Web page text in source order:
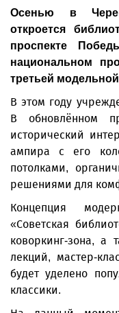
Осенью в
откроется
проспекте
национальном
третьей
В этом году
В обновлённом
исторический
ампира с его
потолками,
решениями для
Концепция
«Советская
коворкинг-зона, а
лекций, мастер-
будет уделено
классики.